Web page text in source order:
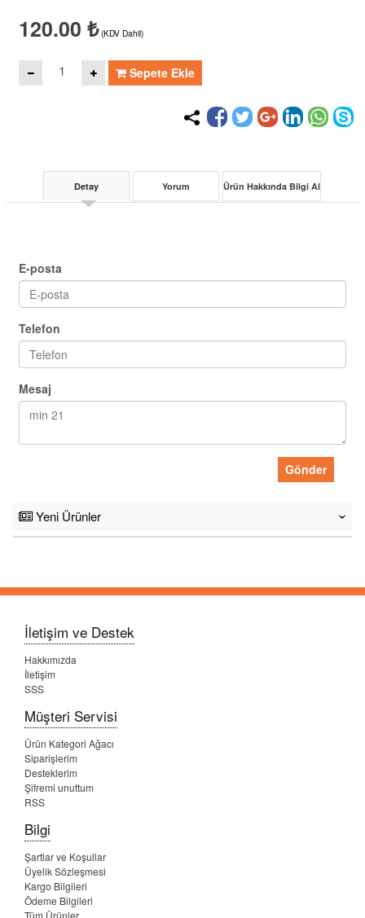
120.00 ₺ (KDV Dahil)
Sepete Ekle
Detay Yorum Ürün Hakkında Bilgi Al
E-posta
Telefon
Mesaj
Gönder
Yeni Ürünler ‹
İletişim ve Destek
Hakkımızda
İletişim
SSS
Müşteri Servisi
Ürün Kategori Ağacı
Siparişlerim
Desteklerim
Şifremi unuttum
RSS
Bilgi
Şartlar ve Koşullar
Üyelik Sözleşmesi
Kargo Bilgileri
Ödeme Bilgileri
Tüm Ürünler